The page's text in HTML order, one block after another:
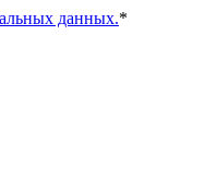
данных.*